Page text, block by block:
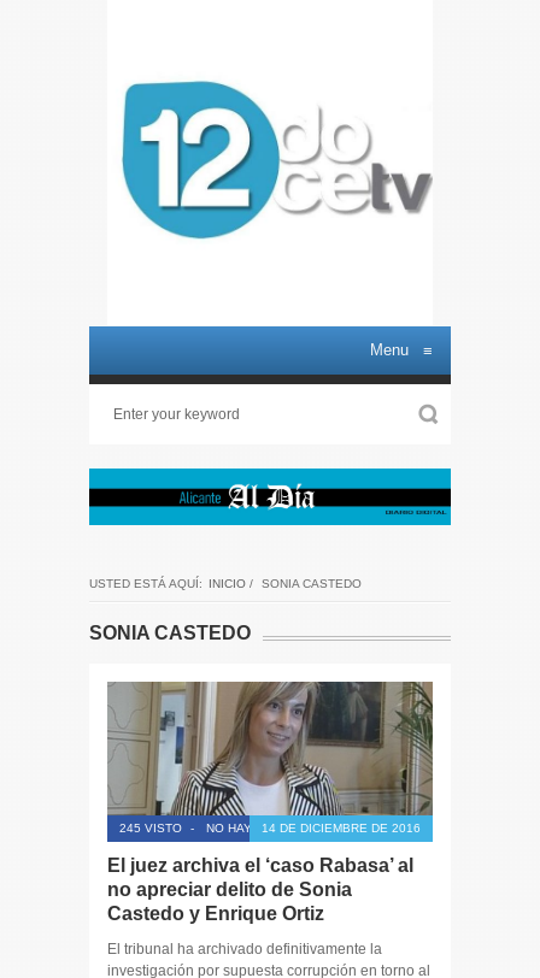
Menu ≡
USTED ESTÁ AQUÍ: INICIO / SONIA CASTEDO
SONIA CASTEDO
245 VISTO - NO HAY COMENTARIOS
14 DE DICIEMBRE DE 2016
El juez archiva el ‘caso Rabasa’ al
no apreciar delito de Sonia
Castedo y Enrique Ortiz
El tribunal ha archivado definitivamente la
investigación por supuesta corrupción en torno al